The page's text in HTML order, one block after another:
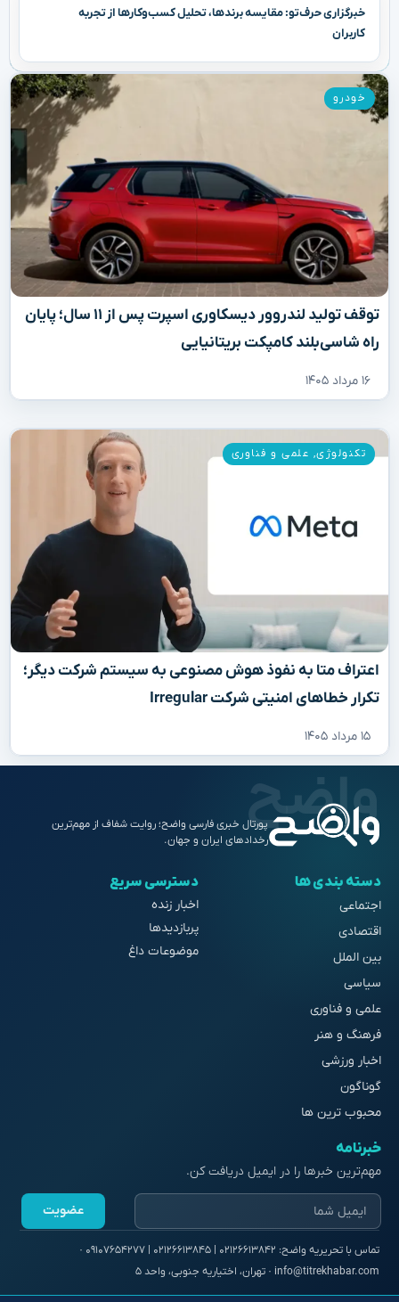
خبرگزاری حرف‌تو: مقایسه برندها، تحلیل کسب‌وکارها از تجربه
کاربران
توقف تولید لندروور دیسکاوری اسپرت پس از ۱۱ سال؛ پایان
راه شاسی‌بلند کامپکت بریتانیایی
۱۶ مرداد ۱۴۰۵
خودرو
اعتراف متا به نفوذ هوش مصنوعی به سیستم شرکت دیگر؛
تکرار خطاهای امنیتی شرکت Irregular
۱۵ مرداد ۱۴۰۵
تکنولوژی, علمی و فناوری
پورتال خبری فارسی واضح؛ روایت شفاف از مهم‌ترین
رخدادهای ایران و جهان.
دسته بندی ها
اجتماعی
اقتصادی
بین الملل
سیاسی
علمی و فناوری
فرهنگ و هنر
اخبار ورزشی
گوناگون
محبوب ترین ها
دسترسی سریع
اخبار زنده
پربازدیدها
موضوعات داغ
خبرنامه
مهم‌ترین خبرها را در ایمیل دریافت کن.
عضویت